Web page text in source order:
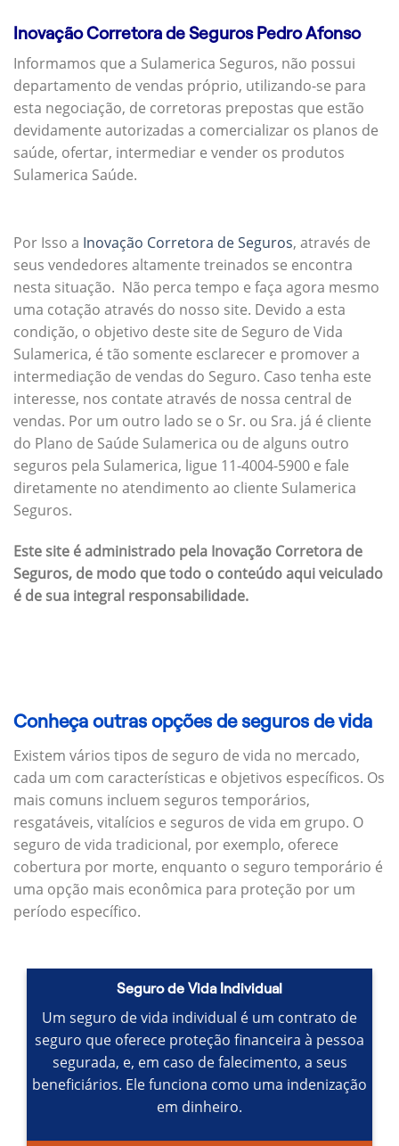
Inovação Corretora de Seguros Pedro Afonso
Informamos que a Sulamerica Seguros, não possui
departamento de vendas próprio, utilizando-se para
esta negociação, de corretoras prepostas que estão
devidamente autorizadas a comercializar os planos de
saúde, ofertar, intermediar e vender os produtos
Sulamerica Saúde.
Por Isso a Inovação Corretora de Seguros, através de
seus vendedores altamente treinados se encontra
nesta situação. Não perca tempo e faça agora mesmo
uma cotação através do nosso site. Devido a esta
condição, o objetivo deste site de Seguro de Vida
Sulamerica, é tão somente esclarecer e promover a
intermediação de vendas do Seguro. Caso tenha este
interesse, nos contate através de nossa central de
vendas. Por um outro lado se o Sr. ou Sra. já é cliente
do Plano de Saúde Sulamerica ou de alguns outro
seguros pela Sulamerica, ligue 11-4004-5900 e fale
diretamente no atendimento ao cliente Sulamerica
Seguros.
Este site é administrado pela Inovação Corretora de
Seguros, de modo que todo o conteúdo aqui veiculado
é de sua integral responsabilidade.
Conheça outras opções de seguros de vida
Existem vários tipos de seguro de vida no mercado,
cada um com características e objetivos específicos. Os
mais comuns incluem seguros temporários,
resgatáveis, vitalícios e seguros de vida em grupo. O
seguro de vida tradicional, por exemplo, oferece
cobertura por morte, enquanto o seguro temporário é
uma opção mais econômica para proteção por um
período específico.
Seguro de Vida Individual
Um seguro de vida individual é um contrato de
seguro que oferece proteção financeira à pessoa
segurada, e, em caso de falecimento, a seus
beneficiários. Ele funciona como uma indenização
em dinheiro.